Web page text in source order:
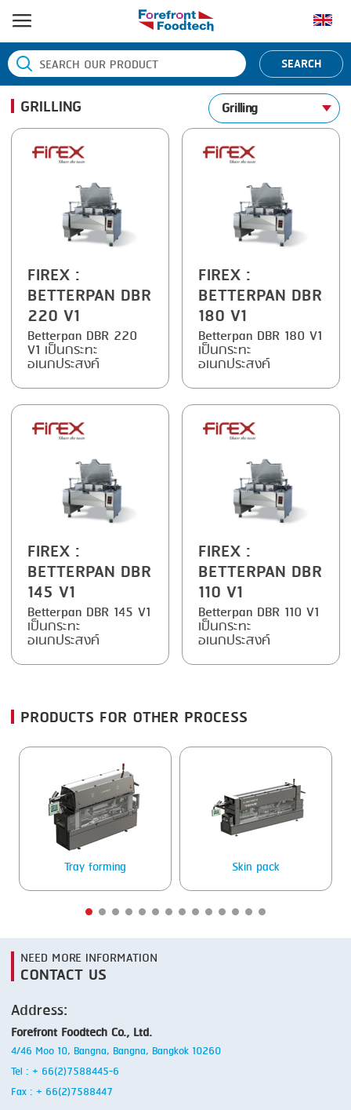
หน้าแรก
ประเภทสินค้า
BANDING
BLANCHING
CENTRIFUGING
COOKING
DICING
FORMING
FRYING
GRILLING
HEAT SEALING
MEMBRANING
PACKING
PEELING
SEARING
SKIN PACK
SKINNING
SMOKING
STEAMING
TRAY DENESTER
TRAY FORMING
TUMBLING
VACUUM PACKING
VACUUM STUFFING
WASHING
ยี่ห้อสินค้า
BANDALL
CLIPTECHNIK
EMERSON
FIREX
FREY
GERNAL
G.MONDINI
KRONEN
SEARCH
GRILLING Grilling
FIREX :
BETTERPAN DBR
220 V1
Betterpan DBR 220
V1 เป็นกระทะ
อเนกประสงค์
FIREX :
BETTERPAN DBR
180 V1
Betterpan DBR 180 V1
เป็นกระทะ
อเนกประสงค์
FIREX :
BETTERPAN DBR
145 V1
Betterpan DBR 145 V1
เป็นกระทะ
อเนกประสงค์
FIREX :
BETTERPAN DBR
110 V1
Betterpan DBR 110 V1
เป็นกระทะ
อเนกประสงค์
PRODUCTS FOR OTHER PROCESS
Tray forming Skin pack
NEED MORE INFORMATION
CONTACT US
Address:
Forefront Foodtech Co., Ltd.
4/46 Moo 10, Bangna, Bangna, Bangkok 10260
Tel : + 66(2)7588445-6
Fax : + 66(2)7588447